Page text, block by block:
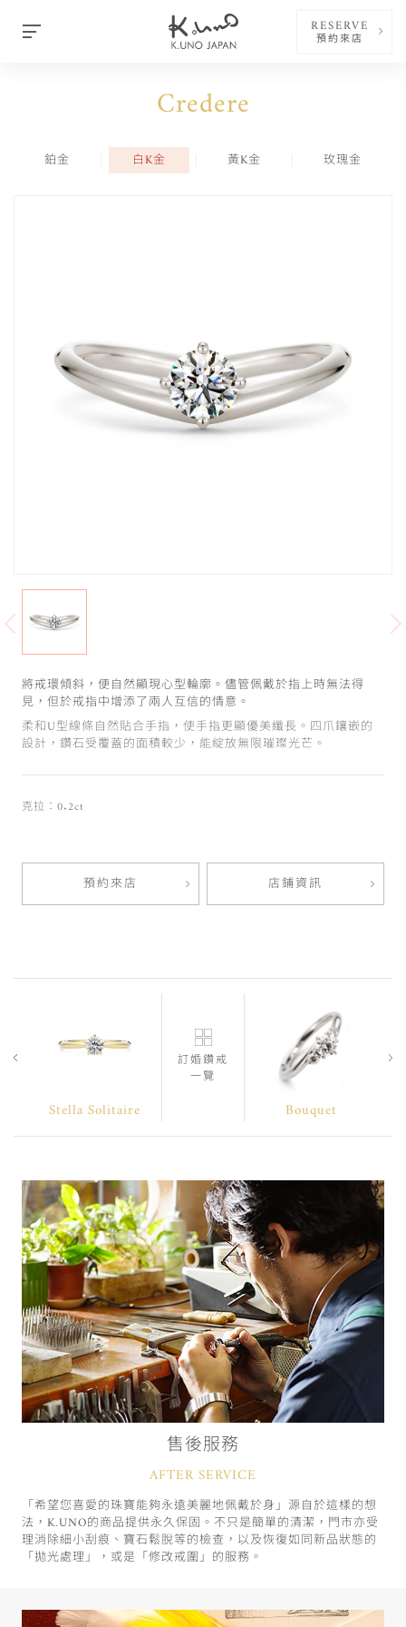
RESERVE
預約來店
Credere
鉑金 白K金 黃K金 玫瑰金
將戒環傾斜，便自然顯現心型輪廓。儘管佩戴於指上時無法得
見，但於戒指中增添了兩人互信的情意。
柔和U型線條自然貼合手指，使手指更顯優美纖長。四爪鑲嵌的
設計，鑽石受覆蓋的面積較少，能綻放無限璀璨光芒。
克拉：0.2ct
預約來店 店鋪資訊
Stella Solitaire
訂婚鑽戒
一覽
Bouquet
售後服務
AFTER SERVICE
「希望您喜愛的珠寶能夠永遠美麗地佩戴於身」源自於這樣的想
法，K.UNO的商品提供永久保固。不只是簡單的清潔，門市亦受
理消除細小刮痕、寶石鬆脫等的檢查，以及恢復如同新品狀態的
「拋光處理」，或是「修改戒圍」的服務。